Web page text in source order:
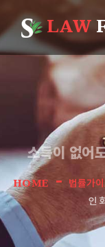
LAW
소득이 없어
HOME - 법률가
인